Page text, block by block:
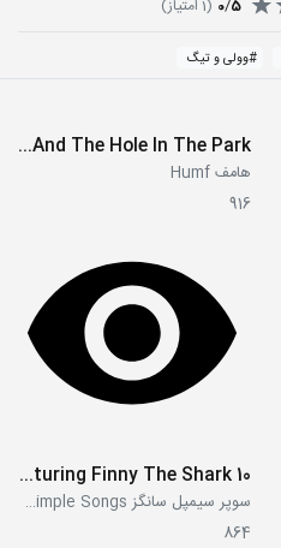
0/5
(
1 امتیاز)
#وولی و تیگ
E09 - Humf And The Hole In The Park
هامف Humf
916
10 Little Fishies Featuring Finny The Shark!
سوپر سیمپل سانگز Super Simple Songs
864